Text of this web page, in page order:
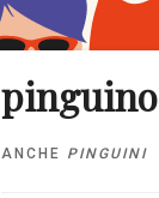
pinguino
ANCHE PINGUINI